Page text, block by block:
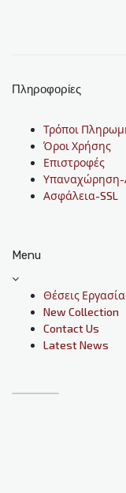
Πληροφορίες
Τρόποι
Όροι Χρήσης
Επιστροφές
Υπαναχώρηση-
Ασφάλεια-SSL
Menu
Θέσεις
New Collection
Contact Us
Latest News